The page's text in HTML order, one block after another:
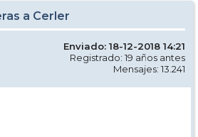
a Cerler
Enviado: 18-12-2018 14:21
Registrado: 19 años antes
Mensajes: 13.241